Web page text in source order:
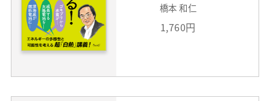
橋本 和仁
1,760円